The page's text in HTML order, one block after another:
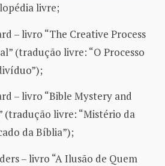
livre;
– livro “The Creative Process
(tradução livre: “O Processo
– livro “Bible Mystery and
(tradução livre: “Mistério da
da Bíblia”);
– livro “A Ilusão de Quem